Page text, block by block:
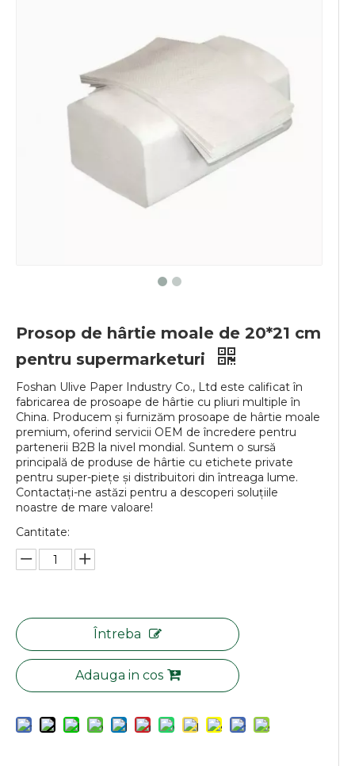
Prosop de hârtie moale de 20*21 cm
pentru supermarketuri
Foshan Ulive Paper Industry Co., Ltd este calificat în
fabricarea de prosoape de hârtie cu pliuri multiple în
China. Producem și furnizăm prosoape de hârtie moale
premium, oferind servicii OEM de încredere pentru
partenerii B2B la nivel mondial. Suntem o sursă
principală de produse de hârtie cu etichete private
pentru super-piețe și distribuitori din întreaga lume.
Contactați-ne astăzi pentru a descoperi soluțiile
noastre de mare valoare!
Cantitate:
Întreba
Adauga in cos